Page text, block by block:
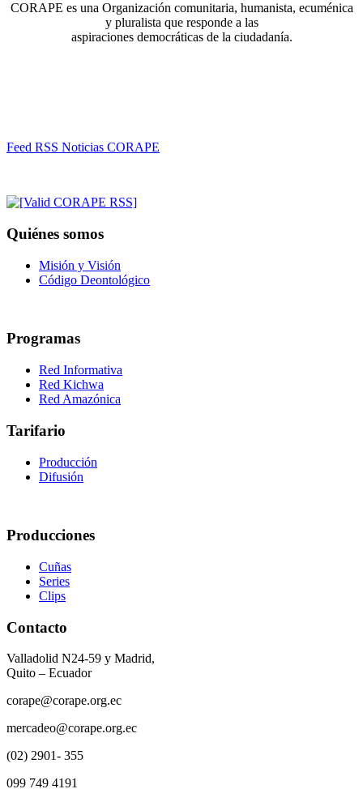
CORAPE es una Organización comunitaria, humanista, ecuménica
y pluralista que responde a las
aspiraciones democráticas de la ciudadanía.
Feed RSS Noticias CORAPE
Quiénes somos
Misión y Visión
Código Deontológico
Programas
Red Informativa
Red Kichwa
Red Amazónica
Tarifario
Producción
Difusión
Producciones
Cuñas
Series
Clips
Contacto
Valladolid N24-59 y Madrid,
Quito – Ecuador
corape@corape.org.ec
mercadeo@corape.org.ec
(02) 2901- 355
099 749 4191